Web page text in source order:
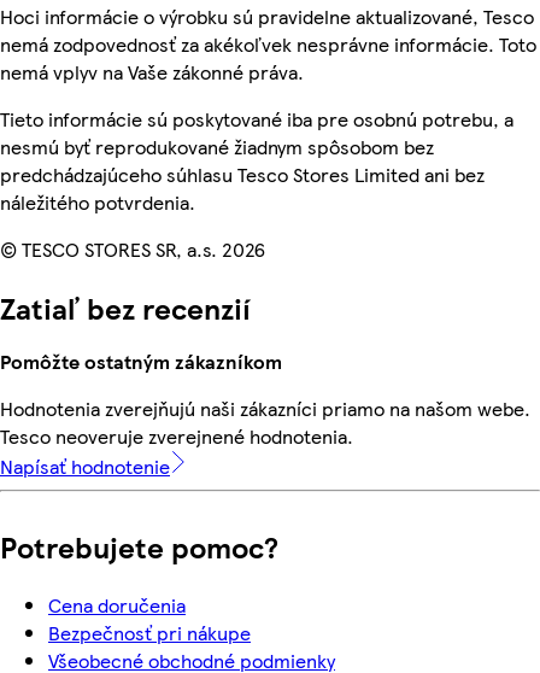
Hoci informácie o výrobku sú pravidelne aktualizované, Tesco
nemá zodpovednosť za akékoľvek nesprávne informácie. Toto
nemá vplyv na Vaše zákonné práva.
Tieto informácie sú poskytované iba pre osobnú potrebu, a
nesmú byť reprodukované žiadnym spôsobom bez
predchádzajúceho súhlasu Tesco Stores Limited ani bez
náležitého potvrdenia.
© TESCO STORES SR, a.s. 2026
Zatiaľ bez recenzií
Pomôžte ostatným zákazníkom
Hodnotenia zverejňujú naši zákazníci priamo na našom webe.
Tesco neoveruje zverejnené hodnotenia.
Napísať hodnotenie
Potrebujete pomoc?
Cena doručenia
Bezpečnosť pri nákupe
Všeobecné obchodné podmienky